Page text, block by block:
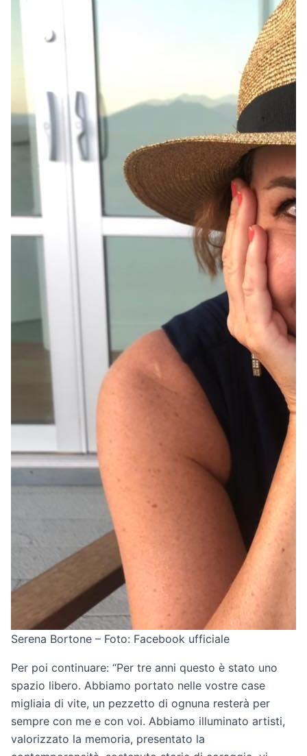
Serena Bortone – Foto: Facebook ufficiale
Per poi continuare: “Per tre anni questo è stato uno
spazio libero. Abbiamo portato nelle vostre case
migliaia di vite, un pezzetto di ognuna resterà per
sempre con me e con voi. Abbiamo illuminato artisti,
valorizzato la memoria, presentato la